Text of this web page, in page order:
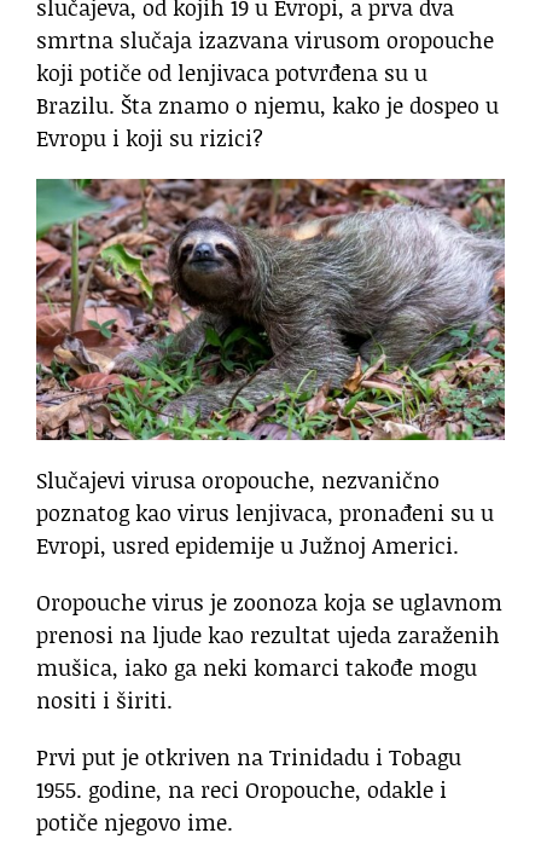
slučajeva, od kojih 19 u Evropi, a prva dva
smrtna slučaja izazvana virusom oropouche
koji potiče od lenjivaca potvrđena su u
Brazilu. Šta znamo o njemu, kako je dospeo u
Evropu i koji su rizici?
Slučajevi virusa oropouche, nezvanično
poznatog kao virus lenjivaca, pronađeni su u
Evropi, usred epidemije u Južnoj Americi.
Oropouche virus je zoonoza koja se uglavnom
prenosi na ljude kao rezultat ujeda zaraženih
mušica, iako ga neki komarci takođe mogu
nositi i širiti.
Prvi put je otkriven na Trinidadu i Tobagu
1955. godine, na reci Oropouche, odakle i
potiče njegovo ime.